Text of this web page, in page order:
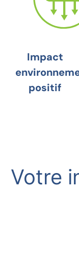
Impact
positif
Votre